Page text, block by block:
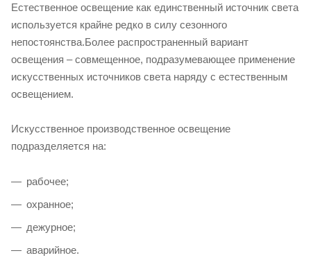
Естественное освещение как единственный источник света
используется крайне редко в силу сезонного
непостоянства.Более распространенный вариант
освещения – совмещенное, подразумевающее применение
искусственных источников света наряду с естественным
освещением.
Искусственное производственное освещение
подразделяется на:
рабочее;
охранное;
дежурное;
аварийное.